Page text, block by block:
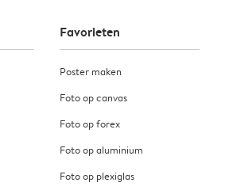
Favorieten
Poster maken
Foto op canvas
Foto op forex
Foto op aluminium
Foto op plexiglas